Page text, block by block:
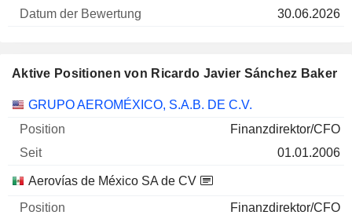
30.06.2026
Aktive Positionen von Ricardo Javier Sánchez Baker
Unternehmen Position Beginn
GRUPO AEROMÉXICO, S.A.B. DE C.V.
Finanzdirektor/CFO
01.01.2006
Aerovías de México SA de CV
Finanzdirektor/CFO